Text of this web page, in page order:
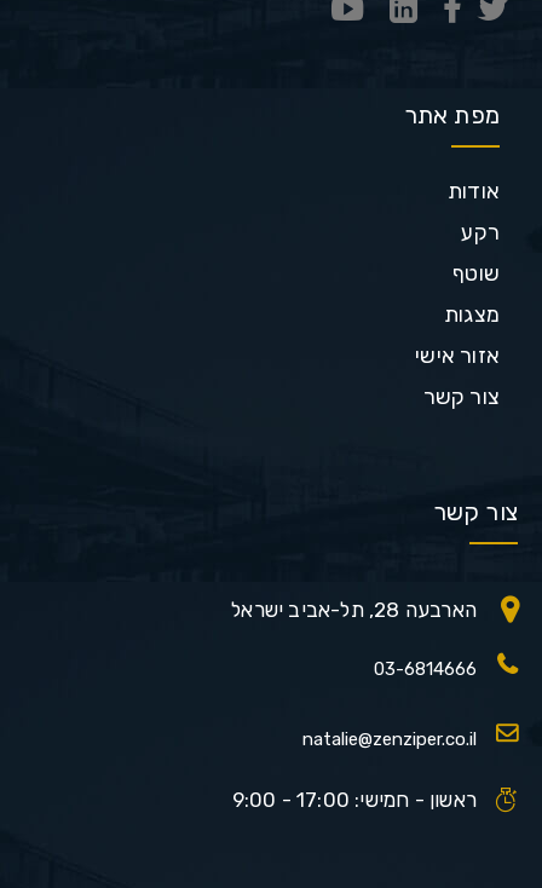
מפת אתר
אודות
רקע
שוטף
מצגות
אזור אישי
צור קשר
צור קשר
הארבעה 28, תל-אביב ישראל
03-6814666
natalie@zenziper.co.il
ראשון - חמישי: 17:00 - 9:00